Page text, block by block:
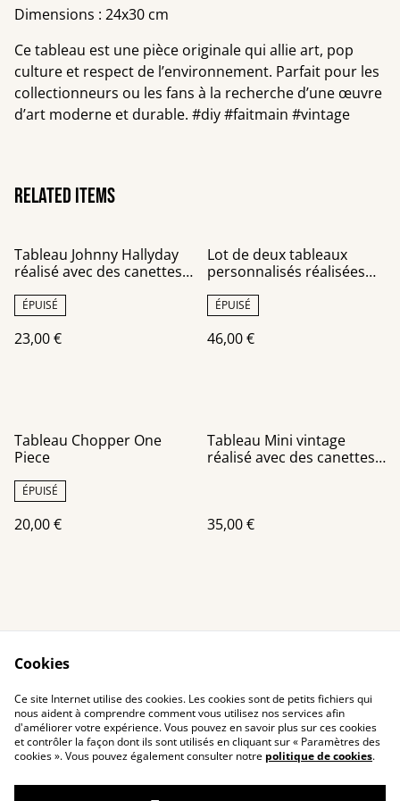
Dimensions : 24x30 cm
Ce tableau est une pièce originale qui allie art, pop
culture et respect de l’environnement. Parfait pour les
collectionneurs ou les fans à la recherche d’une œuvre
d’art moderne et durable. #diy #faitmain #vintage
Related items
Tableau Johnny Hallyday
réalisé avec des canettes
ÉPUISÉ
23,00 €
Lot de deux tableaux
personnalisés réalisées
recyclées
ÉPUISÉ
46,00 €
Tableau Chopper One
Piece
ÉPUISÉ
20,00 €
Tableau Mini vintage
réalisé avec des canettes
35,00 €
Contact Us
Legal Terms
Privacy Policy
Cookie Policy
Cookies
Ce site Internet utilise des cookies. Les cookies sont de petits fichiers qui
nous aident à comprendre comment vous utilisez nos services afin
d'améliorer votre expérience. Vous pouvez en savoir plus sur ces cookies
et contrôler la façon dont ils sont utilisés en cliquant sur « Paramètres des
cookies ». Vous pouvez également consulter notre politique de cookies.